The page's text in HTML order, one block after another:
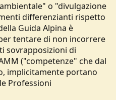
o "divulgazione
differenzianti rispetto
Guida Alpina è
tentare di non incorrere
sovrapposizioni di
("competenze" che dal
implicitamente portano
Professioni